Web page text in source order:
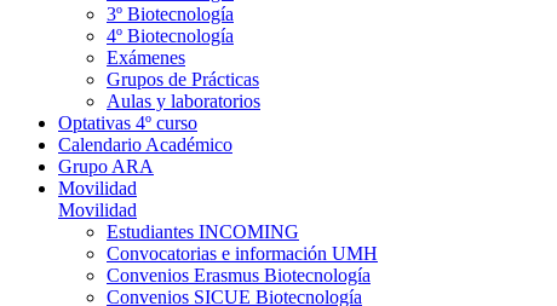
3º Biotecnología
4º Biotecnología
Exámenes
Grupos de Prácticas
Aulas y laboratorios
Optativas 4º curso
Calendario Académico
Grupo ARA
Movilidad
Movilidad
Estudiantes INCOMING
Convocatorias e información UMH
Convenios Erasmus Biotecnología
Convenios SICUE Biotecnología